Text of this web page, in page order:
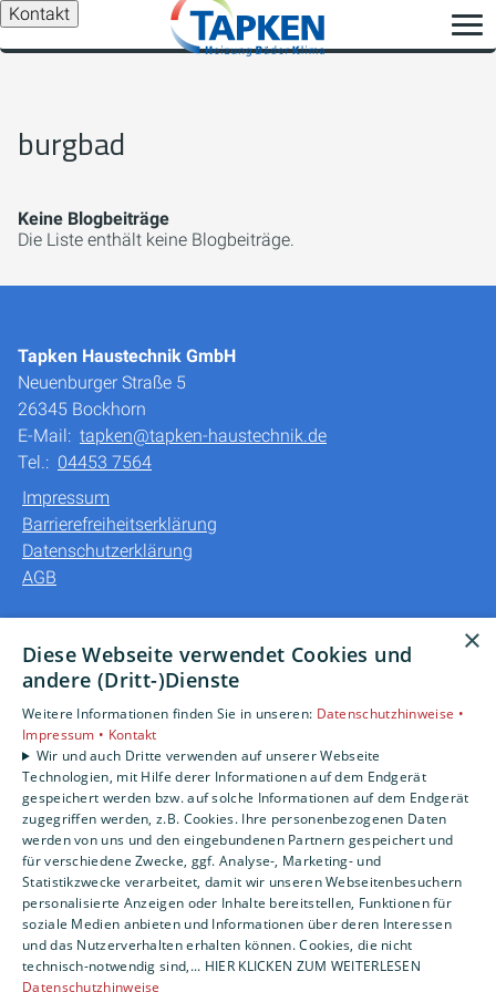
Kontakt
burgbad
Keine Blogbeiträge
Die Liste enthält keine Blogbeiträge.
Tapken Haustechnik GmbH
Neuenburger Straße 5
26345 Bockhorn
E-Mail: tapken@tapken-haustechnik.de
Tel.: 04453 7564
Impressum
Barrierefreiheitserklärung
Datenschutzerklärung
AGB
Privatkunden
Gewerbekunden
Karriere
Unternehmen
Kontakt
×
Diese Webseite verwendet Cookies und
andere (Dritt-)Dienste
Weitere Informationen finden Sie in unseren: Datenschutzhinweise •
Impressum • Kontakt
Wir und auch Dritte verwenden auf unserer Webseite
Technologien, mit Hilfe derer Informationen auf dem Endgerät
gespeichert werden bzw. auf solche Informationen auf dem Endgerät
zugegriffen werden, z.B. Cookies. Ihre personenbezogenen Daten
werden von uns und den eingebundenen Partnern gespeichert und
für verschiedene Zwecke, ggf. Analyse-, Marketing- und
Statistikzwecke verarbeitet, damit wir unseren Webseitenbesuchern
personalisierte Anzeigen oder Inhalte bereitstellen, Funktionen für
soziale Medien anbieten und Informationen über deren Interessen
und das Nutzerverhalten erhalten können. Cookies, die nicht
technisch-notwendig sind,... HIER KLICKEN ZUM WEITERLESEN
Datenschutzhinweise